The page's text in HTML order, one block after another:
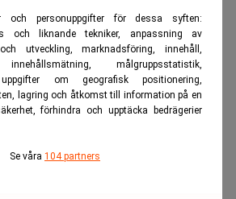
och personuppgifter för dessa syften:
och liknande tekniker, anpassning av
utveckling, marknadsföring, innehåll,
målgruppsstatistik,
uppgifter om geografisk positionering,
lagring och åtkomst till information på en
förhindra och upptäcka bedrägerier
Se våra 104 partners
Nord Stream AG:s advokater för att
tolkas snävt. Det vill säga att
som direkt beordrats av en stat
linje.